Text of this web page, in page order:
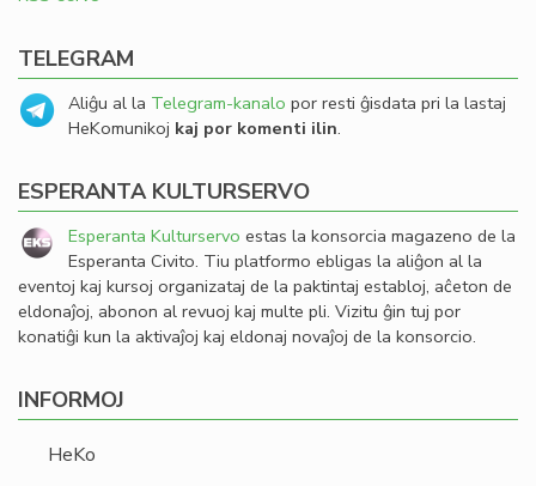
TELEGRAM
Aliĝu al la Telegram-kanalo por resti ĝisdata pri la lastaj
HeKomunikoj kaj por komenti ilin.
ESPERANTA KULTURSERVO
Esperanta Kulturservo estas la konsorcia magazeno de la
Esperanta Civito. Tiu platformo ebligas la aliĝon al la
eventoj kaj kursoj organizataj de la paktintaj establoj, aĉeton de
eldonaĵoj, abonon al revuoj kaj multe pli. Vizitu ĝin tuj por
konatiĝi kun la aktivaĵoj kaj eldonaj novaĵoj de la konsorcio.
INFORMOJ
HeKo